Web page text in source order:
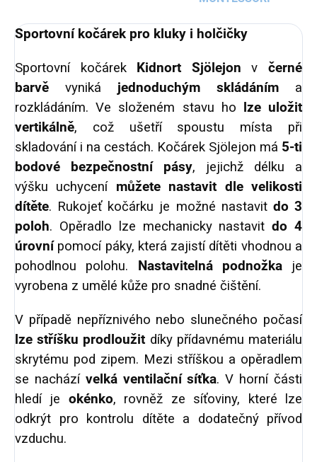
Sportovní kočárek pro kluky i holčičky
Sportovní kočárek Kidnort Sjölejonv černé
barvě vyniká jednoduchým skládáním a
rozkládáním. Ve složeném stavu ho lze uložit
vertikálně, což ušetří spoustu místa při
skladování i na cestách. Kočárek Sjölejon má 5-ti
bodové bezpečnostní pásy, jejichž délku a
výšku uchycení můžete nastavit dle velikosti
dítěte. Rukojeť kočárku je možné nastavit do 3
poloh. Opěradlo lze mechanicky nastavitdo 4
úrovnípomocí páky, která zajistí dítěti vhodnou a
pohodlnou polohu. Nastavitelná podnožkaje
vyrobena z umělé kůže pro snadné čištění.
V případě nepříznivého nebo slunečného počasí
lze stříšku prodloužit díky přídavnému materiálu
skrytému pod zipem. Mezi stříškou a opěradlem
se nachází velká ventilační síťka. V horní části
hledí je okénko, rovněž ze síťoviny, které lze
odkrýt pro kontrolu dítěte a dodatečný přívod
vzduchu.